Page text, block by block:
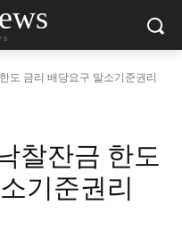
도 금리 배당요구 말소기준권리
찰잔금 한도
기준권리